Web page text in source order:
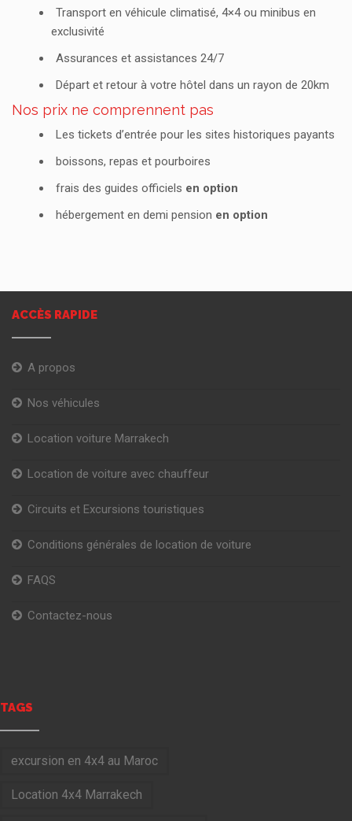
Transport en véhicule climatisé, 4×4 ou minibus en
exclusivité
Assurances et assistances 24/7
Départ et retour à votre hôtel dans un rayon de 20km
Nos prix ne comprennent pas
Les tickets d’entrée pour les sites historiques payants
boissons, repas et pourboires
frais des guides officiels en option
hébergement en demi pension en option
ACCÈS RAPIDE
A propos
Nos véhicules
Location voiture Marrakech
Location de voiture avec chauffeur
Circuits et Excursions touristiques
Conditions générales de location de voiture
FAQS
Contactez-nous
TAGS
excursion en 4x4 au Maroc
Location 4x4 Marrakech